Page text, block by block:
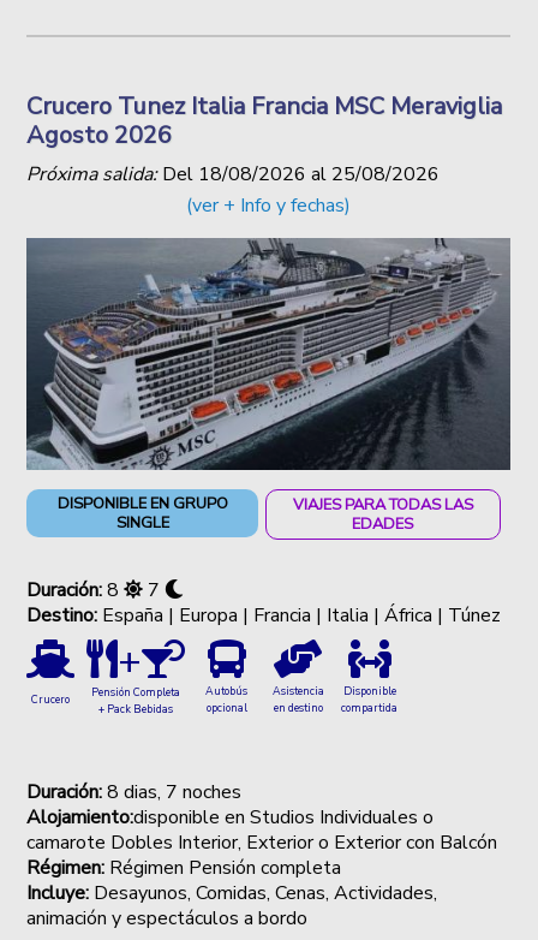
Crucero Tunez Italia Francia MSC Meraviglia
Agosto 2026
Próxima salida:Del 18/08/2026 al 25/08/2026
(ver + Info y fechas)
DISPONIBLE EN GRUPO
SINGLE
VIAJES PARA TODAS LAS
EDADES
Duración:8
7
Destino: España | Europa | Francia | Italia | África | Túnez
Crucero
+
Pensión Completa
+ Pack Bebidas
Autobús
opcional
Asistencia
en destino
Disponible
compartida
Duración:8 dias, 7 noches
Alojamiento:disponible en Studios Individuales o
camarote Dobles Interior, Exterior o Exterior con Balcón
Régimen: Régimen Pensión completa
Incluye: Desayunos, Comidas, Cenas, Actividades,
animación y espectáculos a bordo